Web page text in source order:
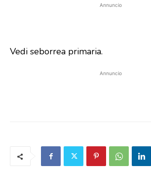
Annuncio
Vedi seborrea primaria.
Annuncio